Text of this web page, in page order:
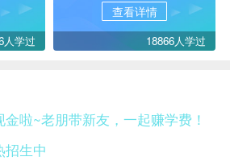
人学过
查看详情
18866人学过
啦~老朋带新友，一起赚学费！
招生中